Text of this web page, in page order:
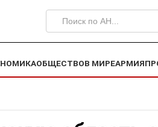
ОБЩЕСТВОВ МИРЕАРМИЯ